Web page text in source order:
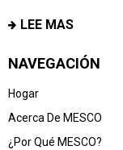
LEE MAS
NAVEGACIÓN
Hogar
Acerca De MESCO
¿Por Qué MESCO?